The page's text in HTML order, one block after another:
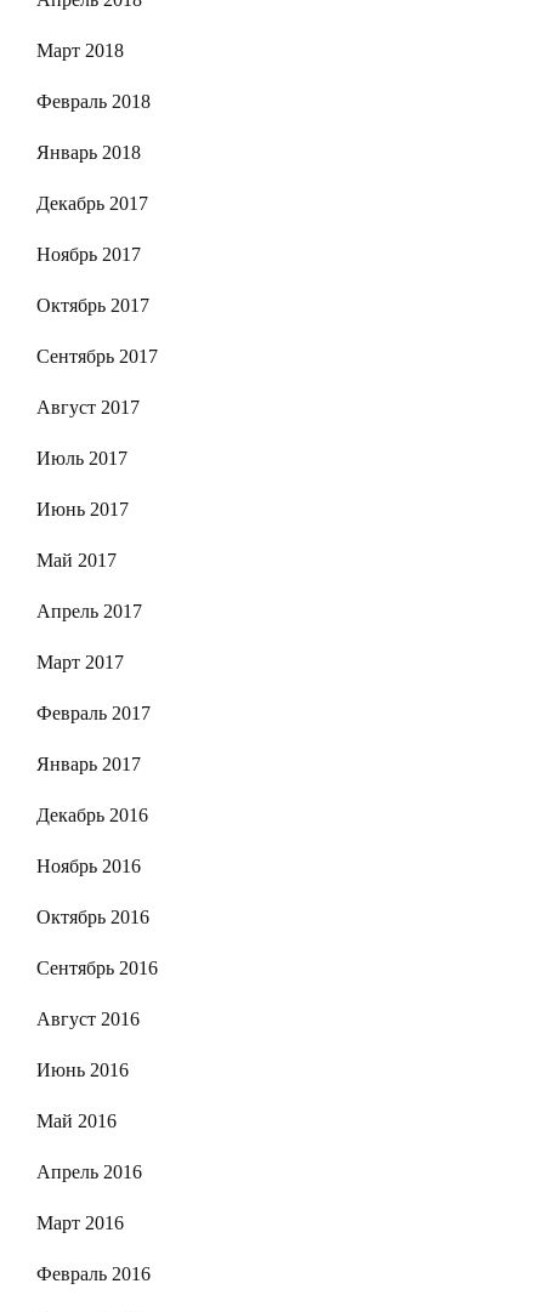
Март 2018
Февраль 2018
Январь 2018
Декабрь 2017
Ноябрь 2017
Октябрь 2017
Сентябрь 2017
Август 2017
Июль 2017
Июнь 2017
Май 2017
Апрель 2017
Март 2017
Февраль 2017
Январь 2017
Декабрь 2016
Ноябрь 2016
Октябрь 2016
Сентябрь 2016
Август 2016
Июнь 2016
Май 2016
Апрель 2016
Март 2016
Февраль 2016